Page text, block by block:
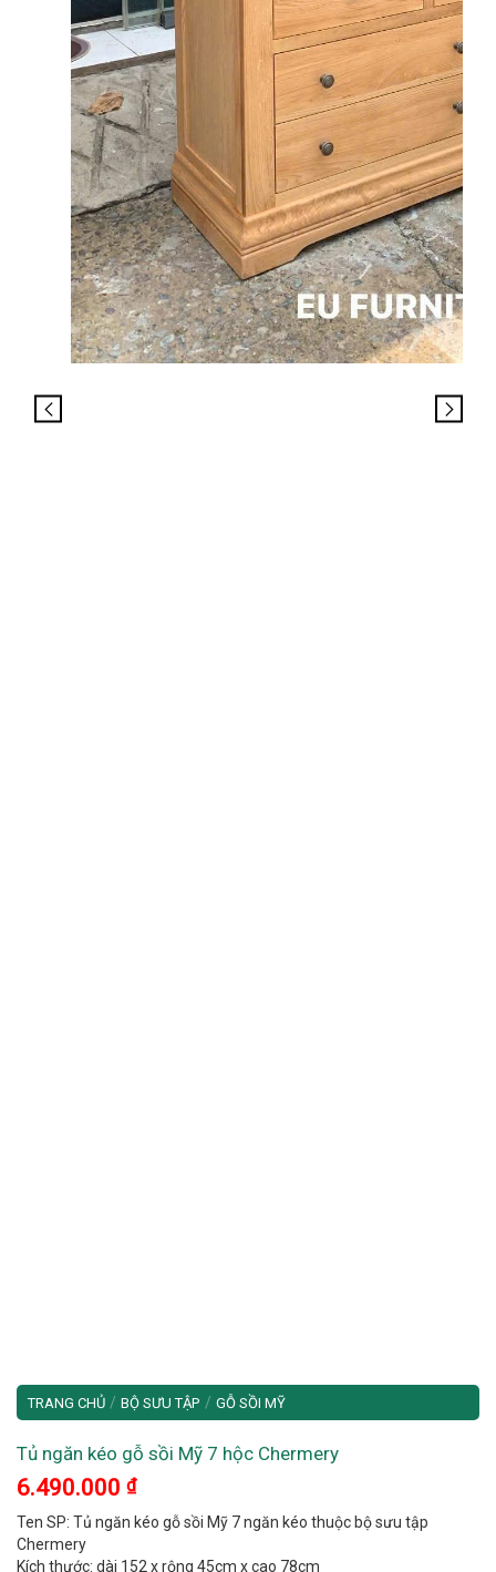
TRANG CHỦ / BỘ SƯU TẬP / GỖ SỒI MỸ
Tủ ngăn kéo gỗ sồi Mỹ 7 hộc Chermery
6.490.000 ₫
Ten SP: Tủ ngăn kéo gỗ sồi Mỹ 7 ngăn kéo thuộc bộ sưu tập
Chermery
Kích thước: dài 152 x rộng 45cm x cao 78cm